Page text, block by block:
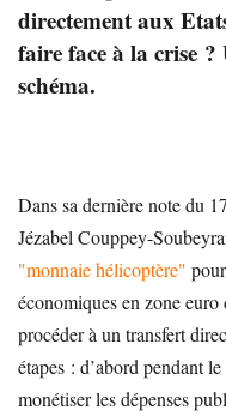
directement aux
faire face à la crise ?
schéma.
Dans sa dernière note du
Jézabel Couppey-
"monnaie hélicoptère"
économiques en zone
procéder à un transfert
étapes : d’abord pendant
monétiser les dépenses